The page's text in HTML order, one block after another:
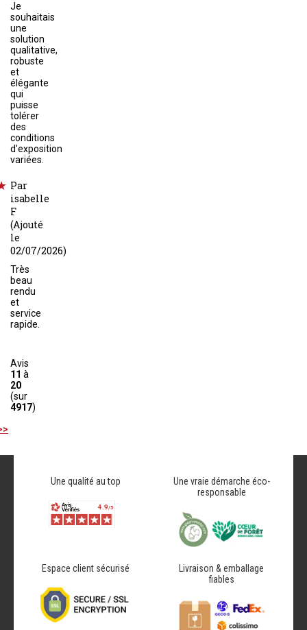
Je
souhaitais
une
solution
qualitative,
robuste
et
élégante
qui
puisse
tolérer
des
conditions
d'exposition
variées.
Par
isabelle
F
(Ajouté
le
02/07/2026)
Très
beau
rendu
et
service
rapide.
Avis
11 à
20
(sur
4917)
Une qualité au top
Une vraie démarche éco-
responsable
Espace client sécurisé
Livraison & emballage
fiables